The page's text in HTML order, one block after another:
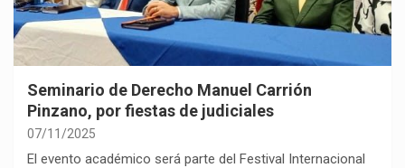
Seminario de Derecho Manuel Carrión
Pinzano, por fiestas de judiciales
07/11/2025
El evento académico será parte del Festival Internacional